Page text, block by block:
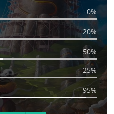
0%
20%
50%
25%
95%